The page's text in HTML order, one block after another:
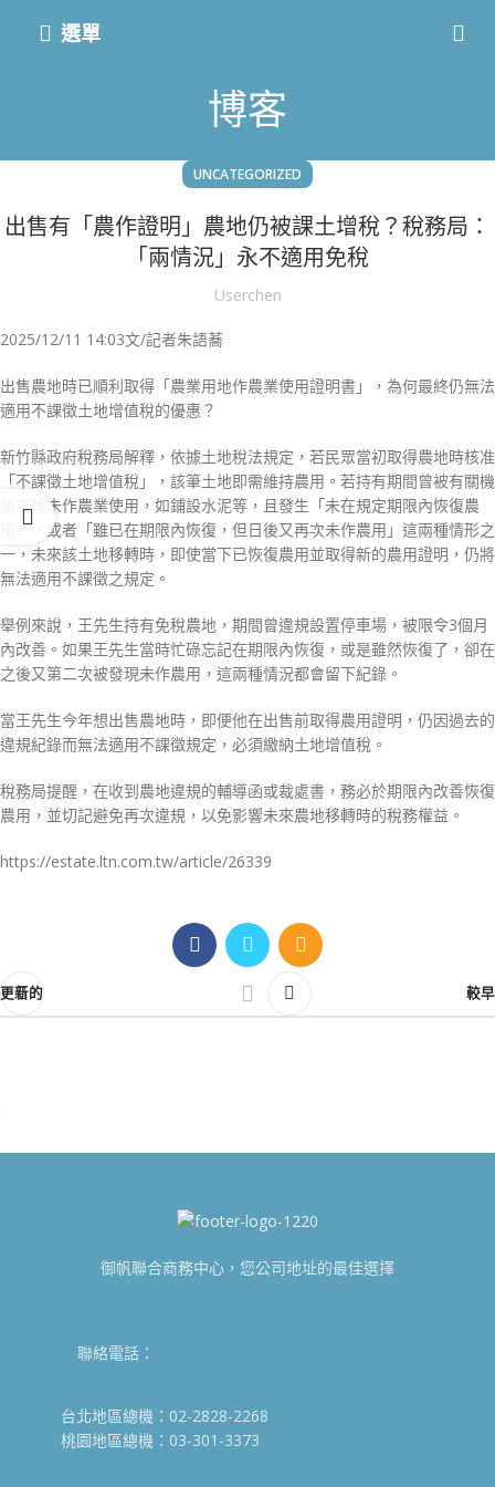
選單
博客
UNCATEGORIZED
出售有「農作證明」農地仍被課土增稅？稅務局：
「兩情況」永不適用免稅
Userchen
2025/12/11 14:03文/記者朱語蕎
出售農地時已順利取得「農業用地作農業使用證明書」，為何最終仍無法
適用不課徵土地增值稅的優惠？
新竹縣政府稅務局解釋，依據土地稅法規定，若民眾當初取得農地時核准
「不課徵土地增值稅」，該筆土地即需維持農用。若持有期間曾被有關機
關查獲未作農業使用，如鋪設水泥等，且發生「未在規定期限內恢復農
用」，或者「雖已在期限內恢復，但日後又再次未作農用」這兩種情形之
一，未來該土地移轉時，即使當下已恢復農用並取得新的農用證明，仍將
無法適用不課徵之規定。
舉例來說，王先生持有免稅農地，期間曾違規設置停車場，被限令3個月
內改善。如果王先生當時忙碌忘記在期限內恢復，或是雖然恢復了，卻在
之後又第二次被發現未作農用，這兩種情況都會留下紀錄。
當王先生今年想出售農地時，即便他在出售前取得農用證明，仍因過去的
違規紀錄而無法適用不課徵規定，必須繳納土地增值稅。
稅務局提醒，在收到農地違規的輔導函或裁處書，務必於期限內改善恢復
農用，並切記避免再次違規，以免影響未來農地移轉時的稅務權益。
https://estate.ltn.com.tw/article/26339
更新的 較早
御帆聯合商務中心，您公司地址的最佳選擇
聯絡電話：
台北地區總機：02-2828-2268
桃園地區總機：03-301-3373